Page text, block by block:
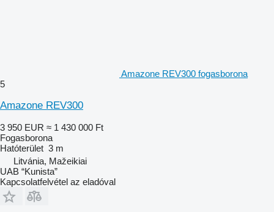
Amazone REV300 fogasborona
5
Amazone REV300
3 950 EUR ≈ 1 430 000 Ft
Fogasborona
Hatóterület 3 m
Litvánia, Mažeikiai
UAB “Kunista”
Kapcsolatfelvétel az eladóval